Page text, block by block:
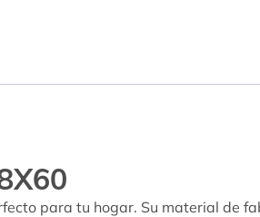
para tu hogar. Su material de